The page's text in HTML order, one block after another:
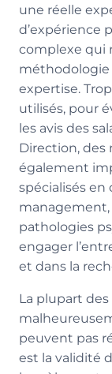
une réelle
d’expérience
complexe qui
méthodologie
expertise.
utilisés, pour
les avis des
Direction, des
également
spécialisés en
management,
pathologies
engager
et dans la
La plupart
peuvent pas
est la validité